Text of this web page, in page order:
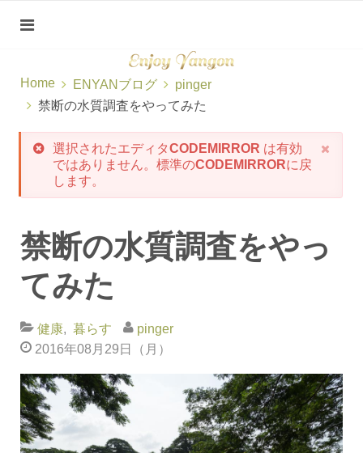
Home ENYANブログ
pinger
禁断の水質調査をやってみた
選択されたエディタCODEMIRROR は有効
ではありません。標準のCODEMIRRORに戻
します。
禁断の水質調査をやっ
てみた
健康 暮らす
pinger
2016年08月29日（月）